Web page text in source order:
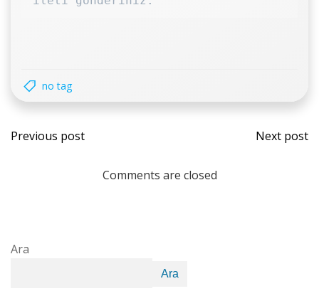
no tag
Previous post Next post
Comments are closed
Ara
Ara